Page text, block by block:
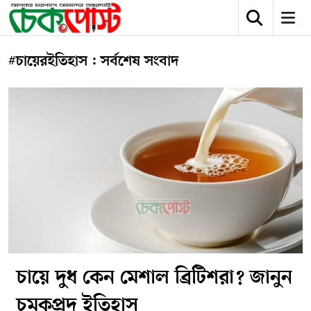
#চায়েরইতিহাস : সর্বশেষ সংবাদ
চায়ে দুধ কেন মেশাল ব্রিটিশরা? জানুন
চমকপ্রদ ইতিহাস